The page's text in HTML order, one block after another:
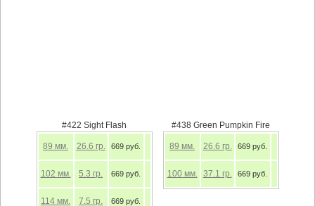
#422 Sight Flash
89 мм. 26.6 гр. 669 руб.
102 мм. 5.3 гр. 669 руб.
114 мм. 7.5 гр. 669 руб.
#438 Green Pumpkin Fire
89 мм. 26.6 гр. 669 руб.
100 мм. 37.1 гр. 669 руб.